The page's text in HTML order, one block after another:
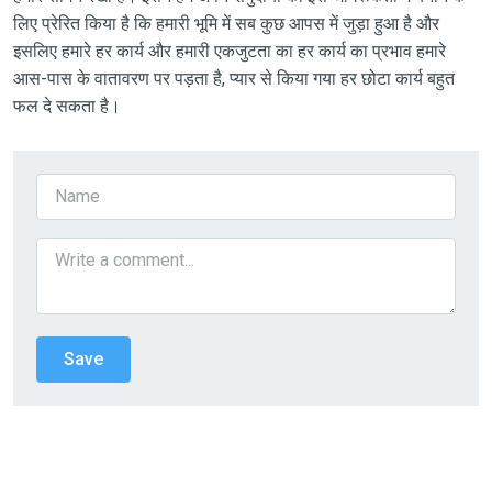
लिए प्रेरित किया है कि हमारी भूमि में सब कुछ आपस में जुड़ा हुआ है और
इसलिए हमारे हर कार्य और हमारी एकजुटता का हर कार्य का प्रभाव हमारे
आस-पास के वातावरण पर पड़ता है, प्यार से किया गया हर छोटा कार्य बहुत
फल दे सकता है।